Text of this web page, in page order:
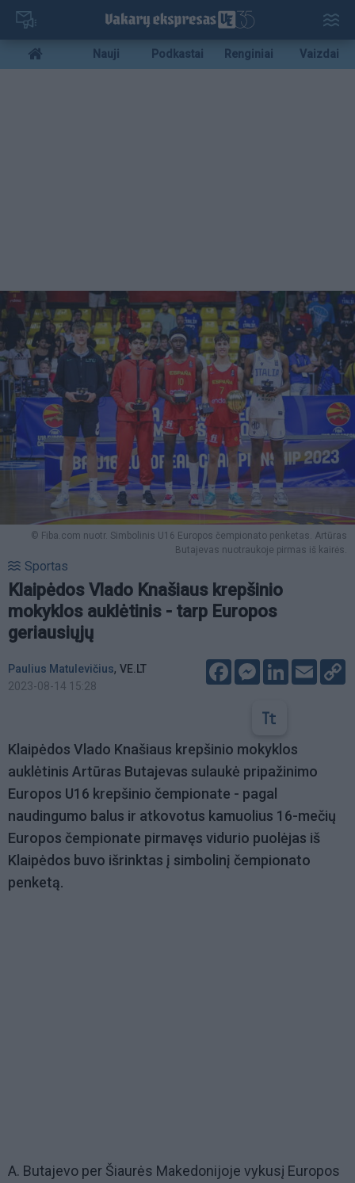
Pereiti
pagrindinį
turinį
Mobile
menu
Nauji Podkastai Renginiai Vaizdai
© Fiba.com nuotr. Simbolinis U16 Europos čempionato penketas. Artūras
Butajevas nuotraukoje pirmas iš kairės.
Sportas
Klaipėdos Vlado Knašiaus krepšinio
mokyklos auklėtinis - tarp Europos
geriausiųjų
Paulius Matulevičius, VE.LT
2023-08-14 15:28
FacebookMessenger
LinkedIn
Email
Klaipėdos Vlado Knašiaus krepšinio mokyklos
auklėtinis Artūras Butajevas sulaukė pripažinimo
Europos U16 krepšinio čempionate - pagal
naudingumo balus ir atkovotus kamuolius 16-mečių
Europos čempionate pirmavęs vidurio puolėjas iš
Klaipėdos buvo išrinktas į simbolinį čempionato
penketą.
A. Butajevo per Šiaurės Makedonijoje vykusį Europos